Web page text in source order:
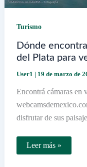
Turismo
Dónde
del Plata para
User1 | 19 de marzo de
Encontrá cámaras en
disfrutar de sus
Dónde
encontrar
Leer más »